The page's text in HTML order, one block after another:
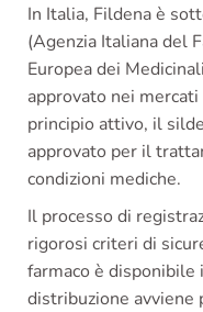
In Italia, Fildena è
(Agenzia Italiana del
Europea dei
approvato nei
principio attivo, il
approvato per il
condizioni mediche.
Il processo di
rigorosi criteri di
farmaco è disponibile
distribuzione avviene